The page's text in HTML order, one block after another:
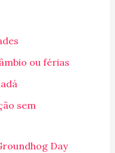
ou férias
sem
Day